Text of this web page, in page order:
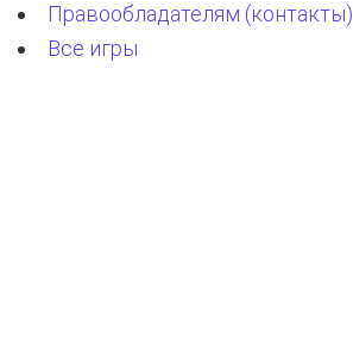
Правообладателям (контакты)
Все игры